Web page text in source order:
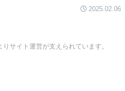
2025.02.06
サイト運営が支えられています。